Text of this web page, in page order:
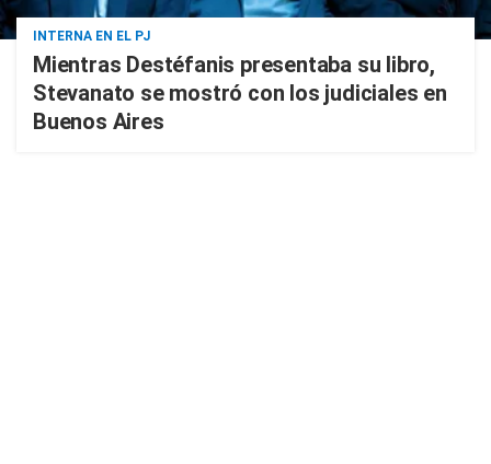
INTERNA EN EL PJ
Mientras Destéfanis presentaba su libro,
Stevanato se mostró con los judiciales en
Buenos Aires